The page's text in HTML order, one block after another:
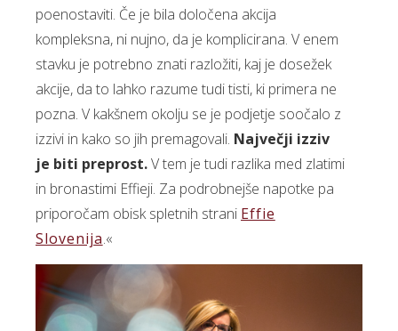
poenostaviti. Če je bila določena akcija
kompleksna, ni nujno, da je komplicirana. V enem
stavku je potrebno znati razložiti, kaj je dosežek
akcije, da to lahko razume tudi tisti, ki primera ne
pozna. V kakšnem okolju se je podjetje soočalo z
izzivi in kako so jih premagovali. Največji izziv
je biti preprost.V tem je tudi razlika med zlatimi
in bronastimi Effieji. Za podrobnejše napotke pa
priporočam obisk spletnih strani Effie
Slovenija.«